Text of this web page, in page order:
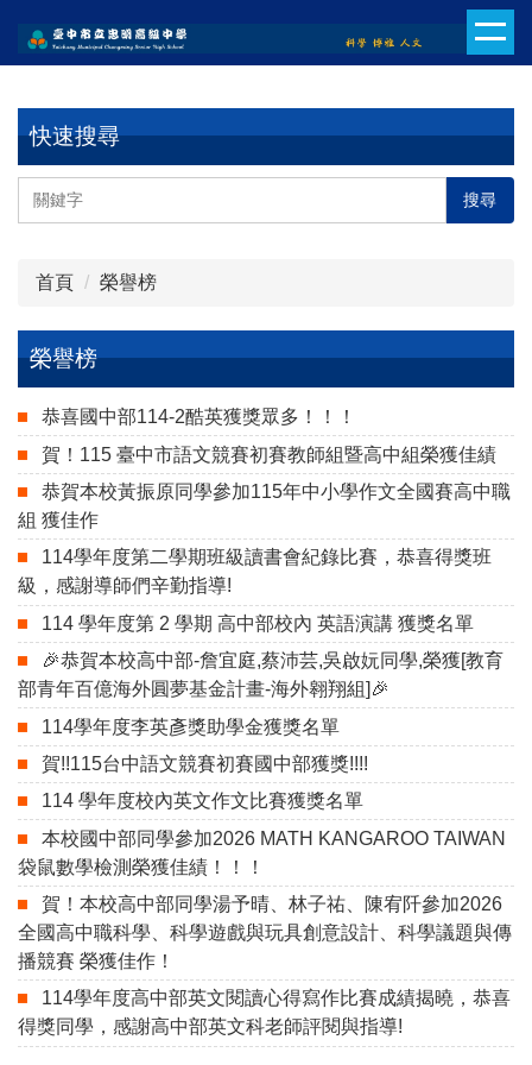
到
要
內
容
快速搜尋
搜尋
首頁 榮譽榜
榮譽榜
恭喜國中部114-2酷英獲獎眾多！！！
賀！115 臺中市語文競賽初賽教師組暨高中組榮獲佳績
恭賀本校黃振原同學參加115年中小學作文全國賽高中職
組 獲佳作
114學年度第二學期班級讀書會紀錄比賽，恭喜得獎班
級，感謝導師們辛勤指導!
114 學年度第 2 學期 高中部校內 英語演講 獲獎名單
🎉恭賀本校高中部-詹宜庭,蔡沛芸,吳啟妧同學,榮獲[教育
部青年百億海外圓夢基金計畫-海外翱翔組]🎉
114學年度李英彥獎助學金獲獎名單
賀!!115台中語文競賽初賽國中部獲獎!!!!
114 學年度校內英文作文比賽獲獎名單
本校國中部同學參加2026 MATH KANGAROO TAIWAN
袋鼠數學檢測榮獲佳績！！！
賀！本校高中部同學湯予晴、林子祐、陳宥阡參加2026
全國高中職科學、科學遊戲與玩具創意設計、科學議題與傳
播競賽 榮獲佳作！
114學年度高中部英文閱讀心得寫作比賽成績揭曉，恭喜
得獎同學，感謝高中部英文科老師評閱與指導!